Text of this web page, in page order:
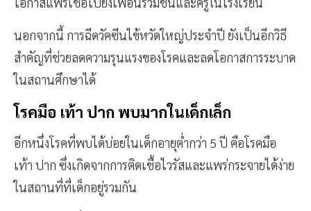
นอกจากนี้ การฉีดวัคซีนไข้หวัดใหญ่ประจำปี ยังเป็นอีกวิธี
สำคัญที่ช่วยลดความรุนแรงของโรคและลดโอกาสการระบาด
ในสถานศึกษาได้
โรคมือ เท้า ปาก พบมากในเด็กเล็ก
อีกหนึ่งโรคที่พบได้บ่อยในเด็กอายุต่ำกว่า 5 ปี คือโรคมือ
เท้า ปาก ซึ่งเกิดจากการติดเชื้อไวรัสและแพร่กระจายได้ง่าย
ในสถานที่ที่เด็กอยู่รวมกัน